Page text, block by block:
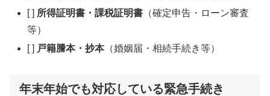
[ ] 所得証明書・課税証明書 （確定申告・ローン審査
等）
[ ] 戸籍謄本・抄本（婚姻届・相続手続き等）
年末年始でも対応している緊急手続き